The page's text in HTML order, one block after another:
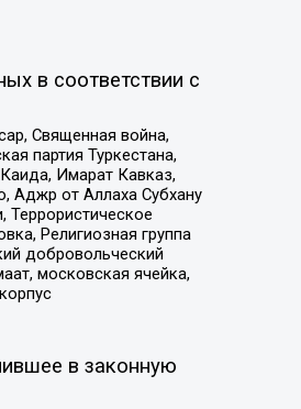
в соответствии с
Священная война,
партия Туркестана,
Имарат Кавказ,
Аджр от Аллаха Субхану
Религиозная группа
добровольческий
московская ячейка,
в законную